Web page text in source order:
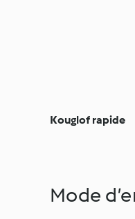
Kouglof rapide
Mode